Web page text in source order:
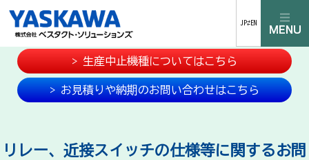
JP⇄EN
> 生産中止機種についてはこちら
> お見積りや納期のお問い合わせはこちら
リレー、近接スイッチの仕様等に関するお問